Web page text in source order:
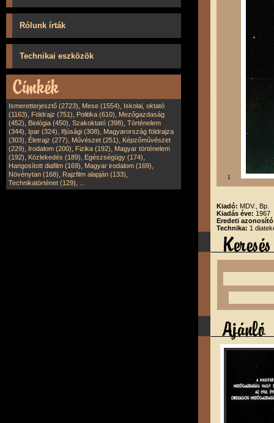
Rólunk írták
Technikai eszközök
Ismeretterjesztő (2723), Mese (1554), Iskolai, oktató
(1163), Földrajz (751), Politika (610), Mezőgazdaság
(452), Biológia (450), Szakoktató (398), Történelem
(344), Ipar (324), Ifjúsági (308), Magyarország földrajza
(303), Életrajz (277), Művészet (251), Képzőművészet
(229), Irodalom (200), Fizika (192), Magyar történelem
(192), Közlekedés (189), Egészségügy (174),
Hangosított diafilm (169), Magyar irodalom (169),
Növénytan (168), Rajzfilm alapján (133),
Technikatörténet (129),
1
Kiadó: MDV., Bp.
Kiadás éve: 1967
Eredeti
Technika: 1